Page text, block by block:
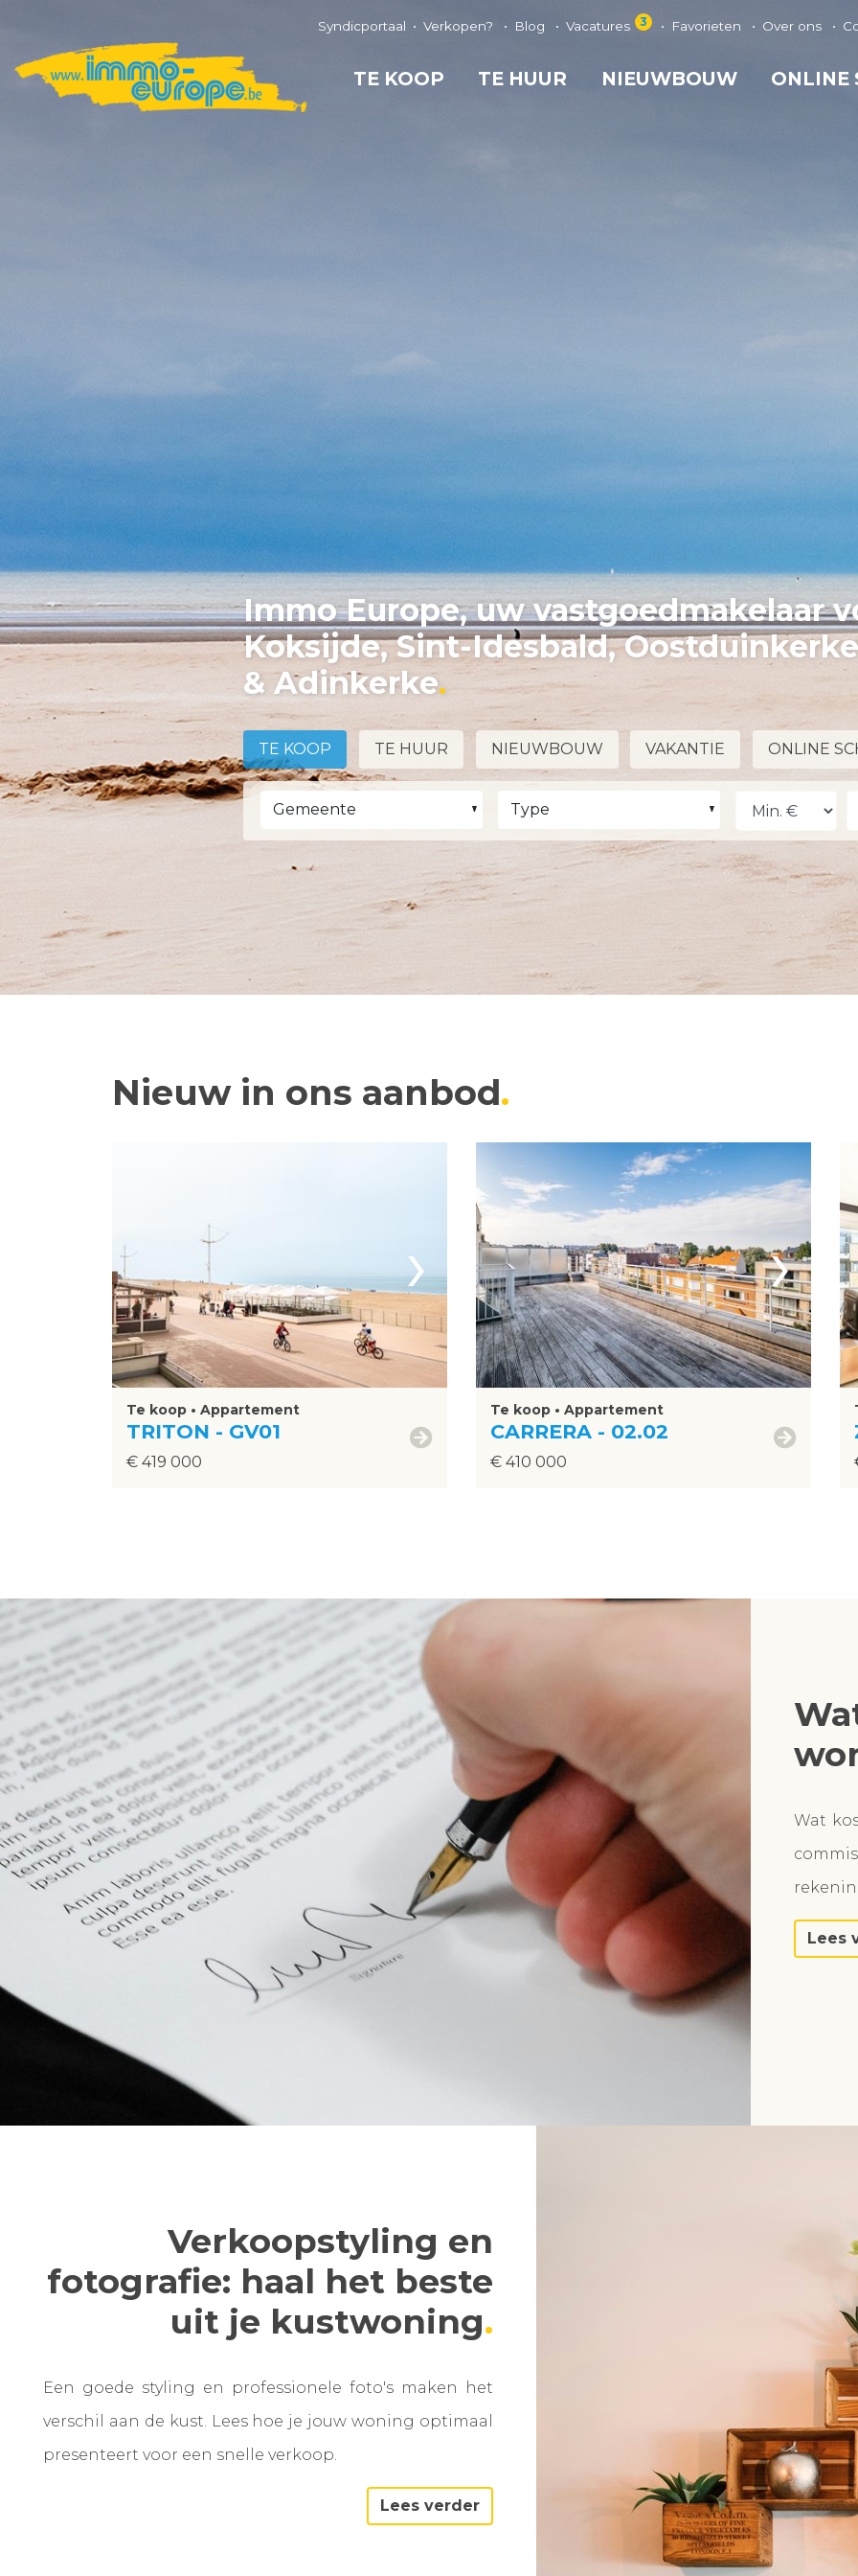
Syndicportaal Verkopen? Blog Vacatures 3 Favorieten Over ons
TE KOOP TE HUUR NIEUWBOUW ONLINE
Immo Europe, uw vastgoedmakelaar
Koksijde, Sint-Idesbald,
& Adinkerke
TE KOOP TE HUUR NIEUWBOUW VAKANTIE ONLINE
Gemeente Type
Nieuw in ons aanbod
›
Te koop • Appartement
TRITON - GV01
€ 419 000
›
Te koop • Appartement
CARRERA - 02.02
€ 410 000
Wat
Lees
Verkoopstyling en
fotografie: haal het beste
uit je kustwoning
Een goede styling en professionele foto's maken het
verschil aan de kust. Lees hoe je jouw woning optimaal
presenteert voor een snelle verkoop.
Lees verder